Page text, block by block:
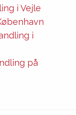
i Vejle
i
på